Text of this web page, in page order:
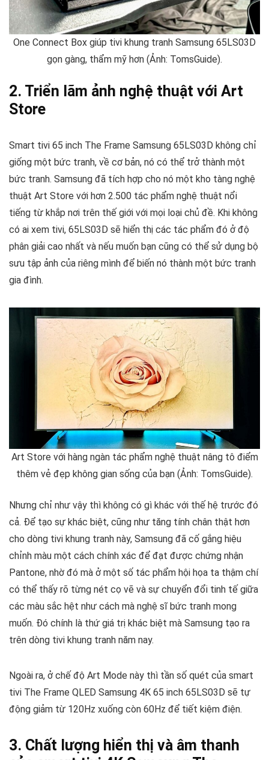
One Connect Box giúp tivi khung tranh Samsung 65LS03D
gọn gàng, thẩm mỹ hơn (Ảnh: TomsGuide).
2. Triển lãm ảnh nghệ thuật với Art
Store
Smart tivi 65 inch The Frame Samsung 65LS03D không chỉ
giống một bức tranh, về cơ bản, nó có thể trở thành một
bức tranh. Samsung đã tích hợp cho nó một kho tàng nghệ
thuật Art Store với hơn 2.500 tác phẩm nghệ thuật nổi
tiếng từ khắp nơi trên thế giới với mọi loại chủ đề. Khi không
có ai xem tivi, 65LS03D sẽ hiển thị các tác phẩm đó ở độ
phân giải cao nhất và nếu muốn bạn cũng có thể sử dụng bộ
sưu tập ảnh của riêng mình để biến nó thành một bức tranh
gia đình.
Art Store với hàng ngàn tác phẩm nghệ thuật nâng tô điểm
thêm vẻ đẹp không gian sống của bạn (Ảnh: TomsGuide).
Nhưng chỉ như vậy thì không có gì khác với thế hệ trước đó
cả. Để tạo sự khác biệt, cũng như tăng tính chân thật hơn
cho dòng tivi khung tranh này, Samsung đã cố gắng hiệu
chỉnh màu một cách chính xác để đạt được chứng nhận
Pantone, nhờ đó mà ở một số tác phẩm hội họa ta thậm chí
có thể thấy rõ từng nét cọ vẽ và sự chuyển đổi tinh tế giữa
các màu sắc hệt như cách mà nghệ sĩ bức tranh mong
muốn. Đó chính là thứ giá trị khác biệt mà Samsung tạo ra
trên dòng tivi khung tranh năm nay.
Ngoài ra, ở chế độ Art Mode này thì tần số quét của smart
tivi The Frame QLED Samsung 4K 65 inch 65LS03D sẽ tự
động giảm từ 120Hz xuống còn 60Hz để tiết kiệm điện.
3. Chất lượng hiển thị và âm thanh